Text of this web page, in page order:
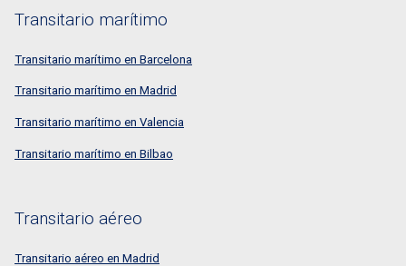
Transitario marítimo
Transitario marítimo en Barcelona
Transitario marítimo en Madrid
Transitario marítimo en Valencia
Transitario marítimo en Bilbao
Transitario aéreo
Transitario aéreo en Madrid